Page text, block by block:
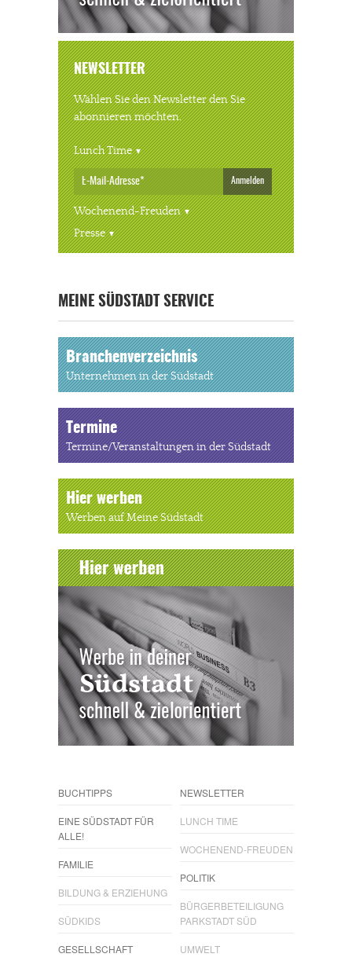
« ALLE VERANSTALTUNGEN
NEWSLETTER
Wählen Sie den Newsletter den Sie
abonnieren möchten.
Lunch Time
Anmelden
Wochenend-Freuden
Presse
MEINE SÜDSTADT SERVICE
Branchenverzeichnis
Unternehmen in der Südstadt
Termine
Termine/Veranstaltungen in der Südstadt
Hier werben
Werben auf Meine Südstadt
BUCHTIPPS
EINE SÜDSTADT FÜR
ALLE!
FAMILIE
BILDUNG & ERZIEHUNG
SÜDKIDS
GESELLSCHAFT
NEWSLETTER
LUNCH TIME
WOCHENEND-FREUDEN
POLITIK
BÜRGERBETEILIGUNG
PARKSTADT SÜD
UMWELT